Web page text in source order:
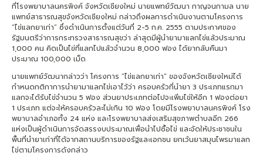
ที่โรงพยาบาลนครพิงค์ จังหวัดเชียงใหม่ นายแพทย์วัฒนา กาญจนกามล นาย
แพทย์สาธารณสุขจังหวัดเชียงใหม่ กล่าวถึงผลการดำเนินงานตามโครงการ
“ไข่แลกยาเก่า” ซึ่งดำเนินการตั้งแต่วันที่ 2-5 ก.ค. 2555 ตามประกาศของ
รัฐมนตรีว่าการกระทรวงสาธารณสุขว่า ล่าสุดมีผู้นำยามาแลกไข่แล้วประมาณ
1,000 คน คิดเป็นไข่ที่แลกไปแล้วจำนวน 8,000 ฟอง ได้ยากลับคืนมา
ประมาณ 100,000 เม็ด
นายแพทย์วัฒนากล่าวว่า โครงการ “ไข่แลกยาเก่า” ของจังหวัดเชียงใหม่ได้
กำหนดกติกาการนำยามาแลกไข่เอาไว้ว่า ครอบครัวที่นำยา 3 ประเภทแรกมา
แลกจะได้รับไข่จำนวน 5 ฟอง ส่วนยาประเภทต่อไปจะเพิ่มไข่ให้อีก 1 ฟองต่อยา
1 ประเภท แต่จะให้ครอบครัวละไม่เกิน 10 ฟอง โดยมีโรงพยาบาลนครพิงค์ โรง
พยาบาลอำเภอทั้ง 24 แห่ง และโรงพยาบาลส่งเสริมสุขภาพตำบลอีก 266
แห่งเป็นผู้ดำเนินการจัดสรรงบประมาณเพื่อนำไปซื้อไข่ และจัดให้ประชาชนใน
พื้นที่นำยาเก่าที่ได้จากสถานบริการของรัฐและเอกชน ยกเว้นยาสมุนไพรมาแลก
ไข่ตามโครงการดังกล่าว